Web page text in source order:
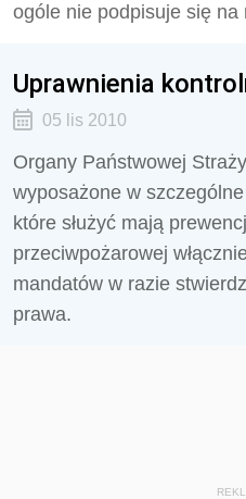
ogóle nie podpisuje się na
Uprawnienia
05 lis 2010
Organy Państwowej
wyposażone w
które służyć mają
przeciwpożarowej
mandatów w razie
prawa.